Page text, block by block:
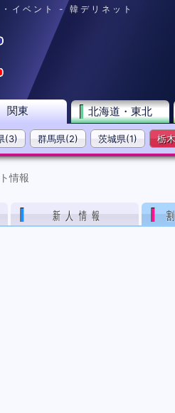
イベント - 韓デリネット
関東 北海道・東北
(3) 群馬県(2) 茨城県(1) 栃
情報
新人情報